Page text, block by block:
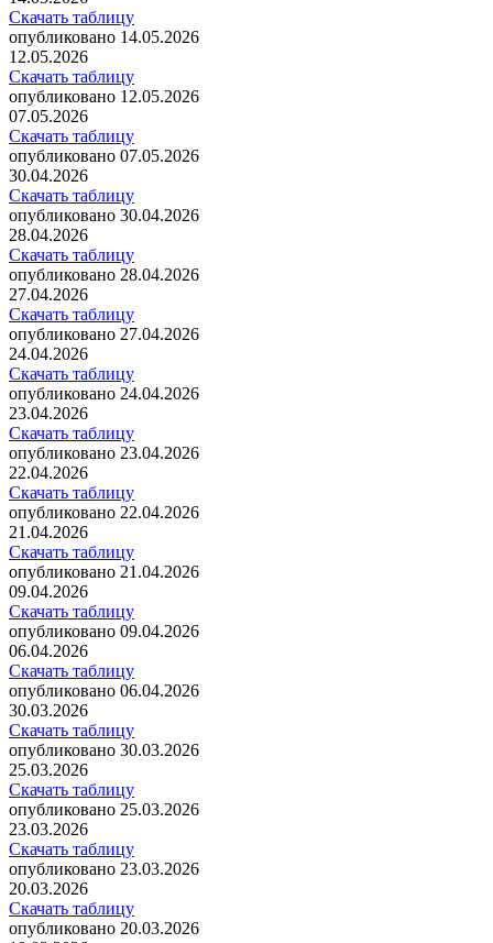
Скачать таблицу
опубликовано 14.05.2026
12.05.2026
Скачать таблицу
опубликовано 12.05.2026
07.05.2026
Скачать таблицу
опубликовано 07.05.2026
30.04.2026
Скачать таблицу
опубликовано 30.04.2026
28.04.2026
Скачать таблицу
опубликовано 28.04.2026
27.04.2026
Скачать таблицу
опубликовано 27.04.2026
24.04.2026
Скачать таблицу
опубликовано 24.04.2026
23.04.2026
Скачать таблицу
опубликовано 23.04.2026
22.04.2026
Скачать таблицу
опубликовано 22.04.2026
21.04.2026
Скачать таблицу
опубликовано 21.04.2026
09.04.2026
Скачать таблицу
опубликовано 09.04.2026
06.04.2026
Скачать таблицу
опубликовано 06.04.2026
30.03.2026
Скачать таблицу
опубликовано 30.03.2026
25.03.2026
Скачать таблицу
опубликовано 25.03.2026
23.03.2026
Скачать таблицу
опубликовано 23.03.2026
20.03.2026
Скачать таблицу
опубликовано 20.03.2026